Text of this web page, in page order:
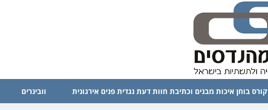
קורס בוחן איכות מבנים וכתיבת חוות דעת נגדית פנים אירגונית וובינרים